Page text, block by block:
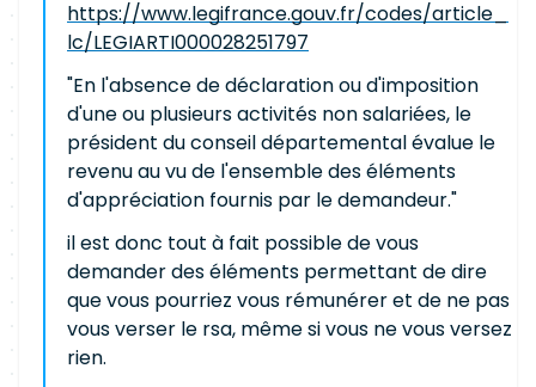
https://www.legifrance.gouv.fr/codes/article_
lc/LEGIARTI000028251797
"En l'absence de déclaration ou d'imposition
d'une ou plusieurs activités non salariées, le
président du conseil départemental évalue le
revenu au vu de l'ensemble des éléments
d'appréciation fournis par le demandeur."
il est donc tout à fait possible de vous
demander des éléments permettant de dire
que vous pourriez vous rémunérer et de ne pas
vous verser le rsa, même si vous ne vous versez
rien.